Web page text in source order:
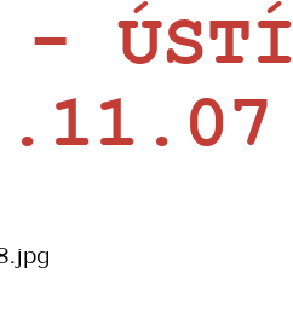
- ÚSTÍ